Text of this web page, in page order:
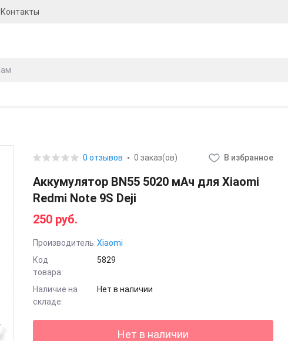
Контакты
0 отзывов 0 заказ(ов) В избранное
Аккумулятор BN55 5020 мАч для Xiaomi
Redmi Note 9S Deji
250 руб.
Производитель: Xiaomi
Код
товара:
5829
Наличие на
складе:
Нет в наличии
Нет в наличии